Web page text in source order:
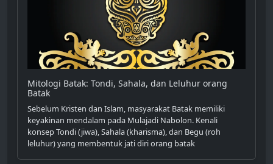
Mitologi Batak: Tondi, Sahala, dan Leluhur orang
Batak
Sebelum Kristen dan Islam, masyarakat Batak memiliki
keyakinan mendalam pada Mulajadi Nabolon. Kenali
konsep Tondi (jiwa), Sahala (kharisma), dan Begu (roh
leluhur) yang membentuk jati diri orang batak